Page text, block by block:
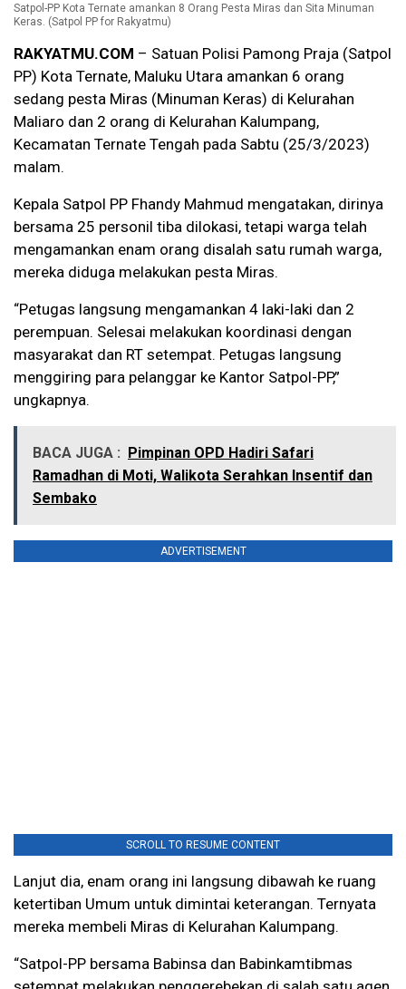
Satpol-PP Kota Ternate amankan 8 Orang Pesta Miras dan Sita Minuman
Keras. (Satpol PP for Rakyatmu)
RAKYATMU.COM – Satuan Polisi Pamong Praja (Satpol
PP) Kota Ternate, Maluku Utara amankan 6 orang
sedang pesta Miras (Minuman Keras) di Kelurahan
Maliaro dan 2 orang di Kelurahan Kalumpang,
Kecamatan Ternate Tengah pada Sabtu (25/3/2023)
malam.
Kepala Satpol PP Fhandy Mahmud mengatakan, dirinya
bersama 25 personil tiba dilokasi, tetapi warga telah
mengamankan enam orang disalah satu rumah warga,
mereka diduga melakukan pesta Miras.
“Petugas langsung mengamankan 4 laki-laki dan 2
perempuan. Selesai melakukan koordinasi dengan
masyarakat dan RT setempat. Petugas langsung
menggiring para pelanggar ke Kantor Satpol-PP,”
ungkapnya.
BACA JUGA : Pimpinan OPD Hadiri Safari
Ramadhan di Moti, Walikota Serahkan Insentif dan
Sembako
ADVERTISEMENT
SCROLL TO RESUME CONTENT
Lanjut dia, enam orang ini langsung dibawah ke ruang
ketertiban Umum untuk dimintai keterangan. Ternyata
mereka membeli Miras di Kelurahan Kalumpang.
“Satpol-PP bersama Babinsa dan Babinkamtibmas